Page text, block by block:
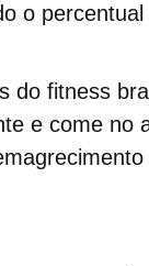
o
do fitness
e come no